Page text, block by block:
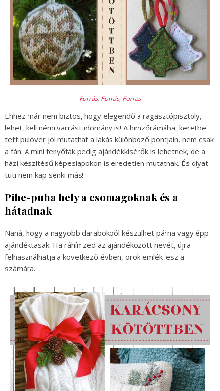
Forrás; Forrás; Forrás
Ehhez már nem biztos, hogy elegendő a ragasztópisztoly,
lehet, kell némi varrástudomány is! A himzőrámába, keretbe
tett pulóver jól mutathat a lakás különböző pontjain, nem csak
a fán. A mini fenyőfák pedig ajándékkísérők is lehetnek, de a
házi készítésű képeslapokon is eredetien mutatnak. És olyat
tuti nem kap senki más!
Pihe-puha hely a csomagoknak és a
hátadnak
Naná, hogy a nagyobb darabokból készülhet párna vagy épp
ajándéktasak. Ha ráhímzed az ajándékozott nevét, újra
felhasználhatja a következő évben, örök emlék lesz a
számára.